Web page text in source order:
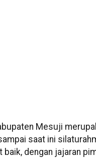
Mesuji
saat ini
baik, dengan jajaran